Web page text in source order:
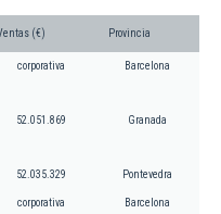
(€) Provincia
corporativa Barcelona
52.051.869 Granada
52.035.329 Pontevedra
corporativa Barcelona